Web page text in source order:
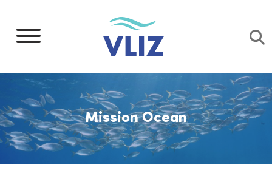
naar
inhoud
gaan
Mission Ocean